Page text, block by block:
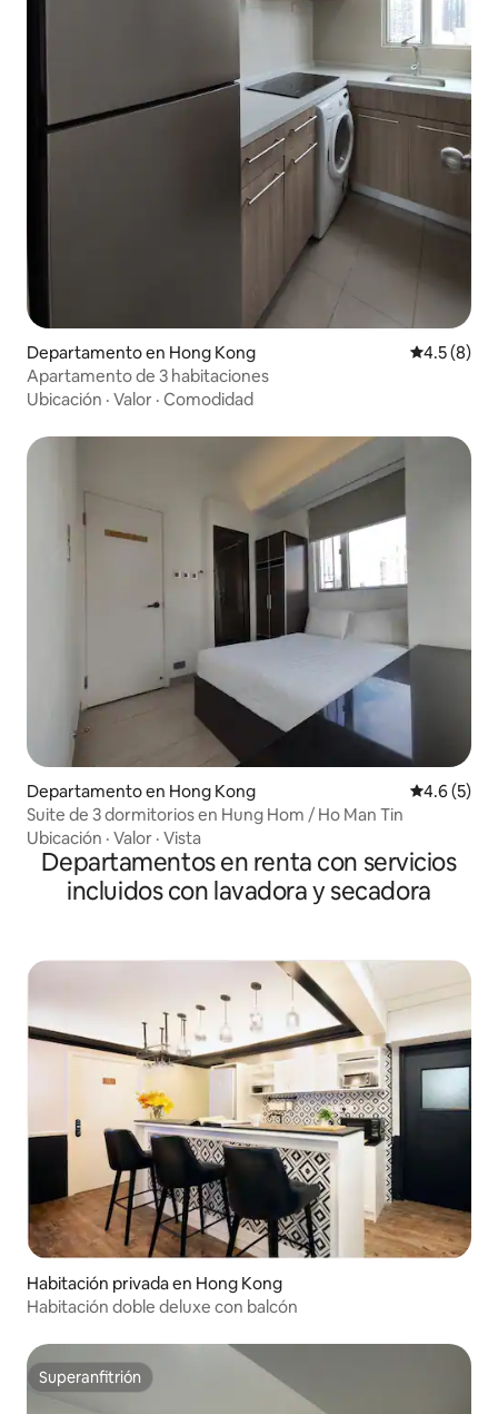
Departamento en Hong Kong
4.5 (8)
Apartamento de 3 habitaciones
Ubicación · Valor · Comodidad
Departamento en Hong Kong
4.6 (5)
Suite de 3 dormitorios en Hung Hom / Ho Man Tin
Ubicación · Valor · Vista
Departamentos en renta con servicios
incluidos con lavadora y secadora
Habitación privada en Hong Kong
Habitación doble deluxe con balcón
Superanfitrión
Superanfitrión